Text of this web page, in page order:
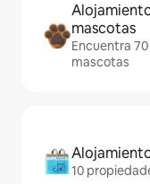
mascotas
Encuentra
mascotas
10